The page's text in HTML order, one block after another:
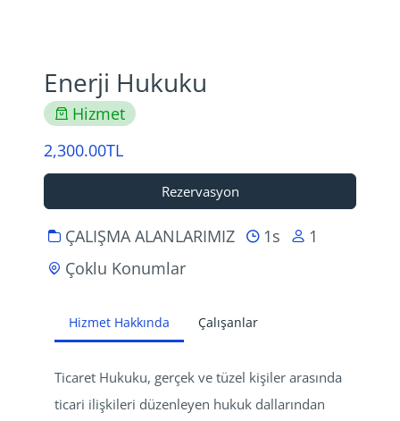
Enerji Hukuku
Hizmet
2,300.00TL
Rezervasyon
ÇALIŞMA ALANLARIMIZ 1s
1
Çoklu Konumlar
Hizmet Hakkında Çalışanlar
Ticaret Hukuku, gerçek ve tüzel kişiler arasında
ticari ilişkileri düzenleyen hukuk dallarından